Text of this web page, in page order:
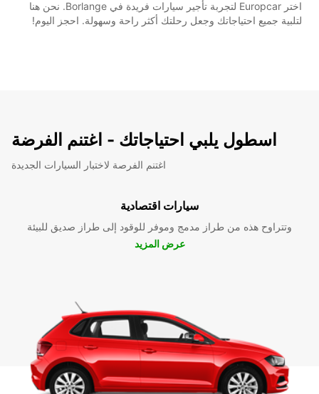
اختر Europcar لتجربة تأجير سيارات فريدة في Borlange. نحن هنا
لتلبية جميع احتياجاتك وجعل رحلتك أكثر راحة وسهولة. احجز اليوم!
اسطول يلبي احتياجاتك - اغتنم الفرضة
اغتنم الفرصة لاختبار السيارات الجديدة
سيارات اقتصادية
وتتراوح هذه من طراز مدمج وموفر للوقود إلى طراز صديق للبيئة
عرض المزيد